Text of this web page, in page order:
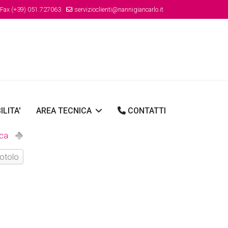
Fax (+39) 051.727063 servizioclienti@nannigiancarlo.it
AREA TECNICA CONTATTI